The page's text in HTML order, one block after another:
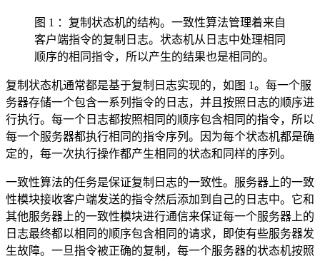
图 1 ：复制状态机的结构。一致性算法管理着来自
客户端指令的复制日志。状态机从日志中处理相同
顺序的相同指令，所以产生的结果也是相同的。
复制状态机通常都是基于复制日志实现的，如图 1。每一个服
务器存储一个包含一系列指令的日志，并且按照日志的顺序进
行执行。每一个日志都按照相同的顺序包含相同的指令，所以
每一个服务器都执行相同的指令序列。因为每个状态机都是确
定的，每一次执行操作都产生相同的状态和同样的序列。
一致性算法的任务是保证复制日志的一致性。服务器上的一致
性模块接收客户端发送的指令然后添加到自己的日志中。它和
其他服务器上的一致性模块进行通信来保证每一个服务器上的
日志最终都以相同的顺序包含相同的请求，即使有些服务器发
生故障。一旦指令被正确的复制，每一个服务器的状态机按照